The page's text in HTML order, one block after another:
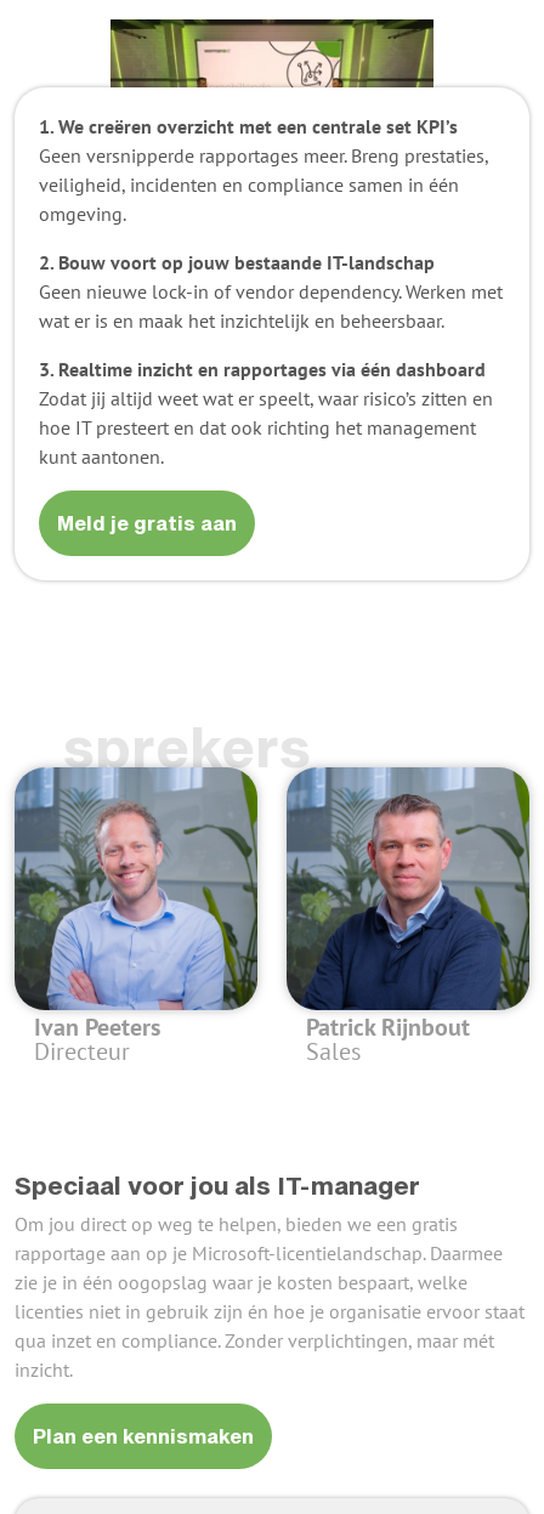
1. We creëren overzicht met een centrale set KPI’s
Geen versnipperde rapportages meer. Breng prestaties,
veiligheid, incidenten en compliance samen in één
omgeving.
2. Bouw voort op jouw bestaande IT-landschap
Geen nieuwe lock-in of vendor dependency. Werken met
wat er is en maak het inzichtelijk en beheersbaar.
3. Realtime inzicht en rapportages via één dashboard
Zodat jij altijd weet wat er speelt, waar risico’s zitten en
hoe IT presteert en dat ook richting het management
kunt aantonen.
Meld je gratis aan
sprekers
Ivan Peeters
Directeur
Patrick Rijnbout
Sales
Speciaal voor jou als IT-manager
Om jou direct op weg te helpen, bieden we een gratis
rapportage aan op je Microsoft-licentielandschap. Daarmee
zie je in één oogopslag waar je kosten bespaart, welke
licenties niet in gebruik zijn én hoe je organisatie ervoor staat
qua inzet en compliance. Zonder verplichtingen, maar mét
inzicht.
Plan een kennismaken